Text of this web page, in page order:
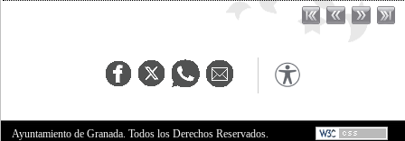
Ayuntamiento de Granada. Todos los Derechos Reservados.